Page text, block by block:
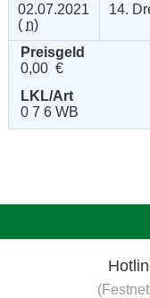
02.07.2021
( n)
14.
Preisgeld
0,00 €
LKL/Art
0 7 6 WB